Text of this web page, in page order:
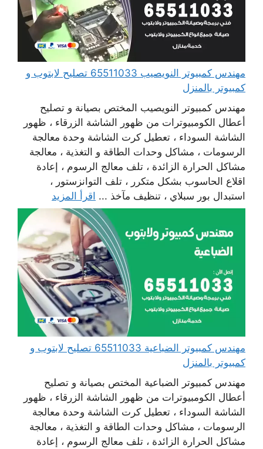
مهندس كمبيوتر النويصيب 65511033 تصليح لابتوب و
كمبيوتر بالمنزل
مهندس كمبيوتر النويصيب المختص بصيانة و تصليح
أعطال الكومبيوترات من ظهور الشاشة الزرقاء ، ظهور
الشاشة السوداء ، تعطيل كرت الشاشة وحدة معالجة
الرسومات ، مشاكل وحدات الطاقة و التغذية ، معالجة
مشاكل الحرارة الزائدة ، تلف معالج الرسوم ، إعادة
اقلاع الحاسوب بشكل متكرر ، تلف التوانزستور ،
استبدال بور سبلاي ، تنظيف مآخذ ... اقرأ المزيد
مهندس كمبيوتر الضباعية 65511033 تصليح لابتوب و
كمبيوتر بالمنزل
مهندس كمبيوتر الضباعية المختص بصيانة و تصليح
أعطال الكومبيوترات من ظهور الشاشة الزرقاء ، ظهور
الشاشة السوداء ، تعطيل كرت الشاشة وحدة معالجة
الرسومات ، مشاكل وحدات الطاقة و التغذية ، معالجة
مشاكل الحرارة الزائدة ، تلف معالج الرسوم ، إعادة